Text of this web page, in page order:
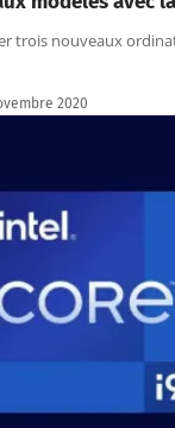
trois nouveaux
2020